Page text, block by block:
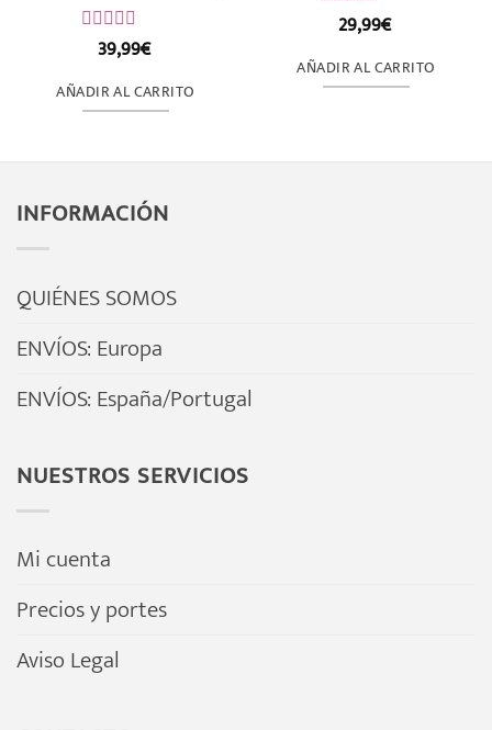
Valorado
de
5
39,99€
AÑADIR AL CARRITO
Valorado
de
5
29,99€
AÑADIR AL CARRITO
INFORMACIÓN
QUIÉNES SOMOS
ENVÍOS: Europa
ENVÍOS: España/Portugal
NUESTROS SERVICIOS
Mi cuenta
Precios y portes
Aviso Legal